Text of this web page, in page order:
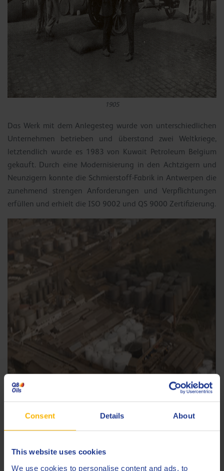
Consent Details About
This website uses cookies
We use cookies to personalise content and ads, to
1905
Das Werk mit dem Anlegesteg wurde von unterschiedlichen
Unternehmen betrieben und überstand zwei Weltkriege,
letztendlich wurde es 1983 von Kuwait Petroleum Belgium
gekauft. Durch eine Modernisierung in den Achtzigern und
Neunzigern konnte die Schmierstoff-Fabrik in Antwerpen die
zunehmend strengen Anforderungen und Verpflichtungen
erfüllen und erhielt die ISO 9002 und QS 9000 Zertifizierung.
Blending Plant Antwerp ca 1960